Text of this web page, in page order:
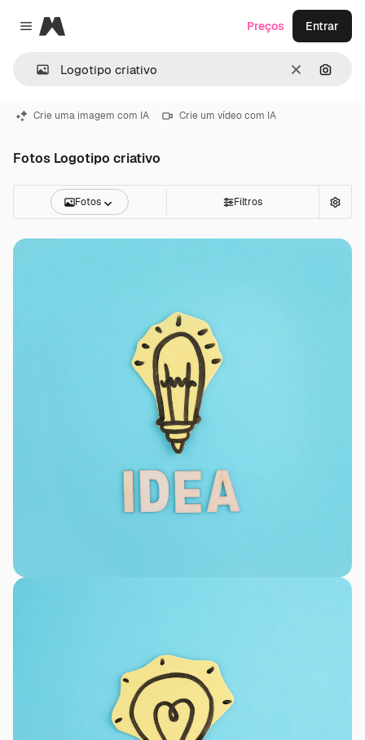
Close menu
Magnific
Limpar
Preços Entrar
Crie uma imagem com IA Crie um vídeo com IA
Fotos Logotipo criativo
Fotos Filtros